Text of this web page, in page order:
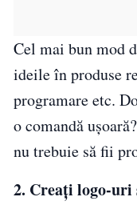
Cel mai bun mod
ideile în produse
programare etc.
o comandă
nu trebuie să fii
2. Creați logo-